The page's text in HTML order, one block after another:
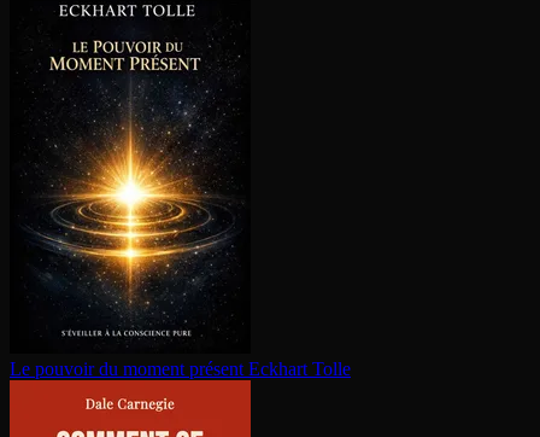
Le pouvoir du moment présent Eckhart Tolle